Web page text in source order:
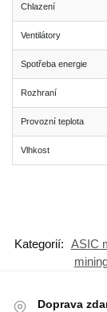
Chlazení
Ventilátory
Spotřeba energie
Rozhraní
Provozní teplota
Vlhkost
Kategorií: ASIC
Doprava